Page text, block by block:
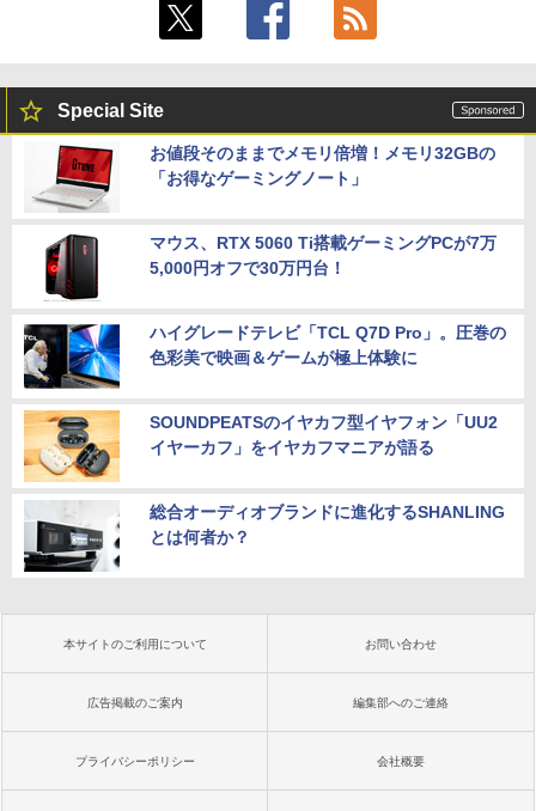
Special Site
お値段そのままでメモリ倍増！メモリ32GBの
「お得なゲーミングノート」
マウス、RTX 5060 Ti搭載ゲーミングPCが7万
5,000円オフで30万円台！
ハイグレードテレビ「TCL Q7D Pro」。圧巻の
色彩美で映画＆ゲームが極上体験に
SOUNDPEATSのイヤカフ型イヤフォン「UU2
イヤーカフ」をイヤカフマニアが語る
総合オーディオブランドに進化するSHANLING
とは何者か？
本サイトのご利用について お問い合わせ
広告掲載のご案内 編集部へのご連絡
プライバシーポリシー 会社概要